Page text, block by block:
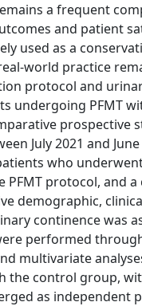
a frequent
and patient
used as a
world practice
protocol and
undergoing PFMT
prospective
July 2021 and
who
protocol, and
demographic,
continence was
performed
multivariate
the control group,
as